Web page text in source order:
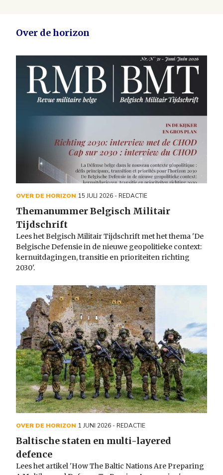
Over de horizon
OVER DE HORIZON 15 JULI 2026- REDACTIE
Themanummer Belgisch Militair
Tijdschrift
Lees het Belgisch Militair Tijdschrift met het thema 'De
Belgische Defensie in de nieuwe geopolitieke context:
kernuitdagingen, transitie en prioriteiten richting
2030'.
OVER DE HORIZON 1 JUNI 2026- REDACTIE
Baltische staten en multi-layered
defence
Lees het artikel 'How The Baltic Nations Are Preparing